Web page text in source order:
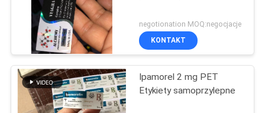
Opakowanie
farmaceutyczne
19
negotionation MOQ:negocjacje
KONTAKT
Ipamorel 2 mg PET
Etykiety samoprzylepne